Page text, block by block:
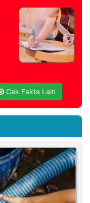
Cek Fakta Lain